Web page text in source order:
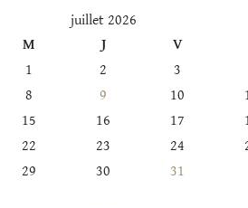
juillet 2026
M J
V
1
2
3
8 9 10
15 16 17
22 23 24
29 30 31